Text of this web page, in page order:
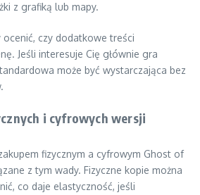
z grafiką lub mapy.
ocenić, czy dodatkowe treści
Jeśli interesuje Cię głównie gra
może być wystarczająca bez
i cyfrowych wersji
fizycznym a cyfrowym Ghost of
z tym wady. Fizyczne kopie można
co daje elastyczność, jeśli